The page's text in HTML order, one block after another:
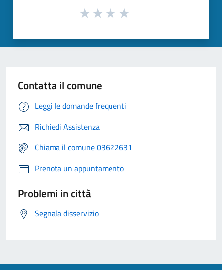
Contatta il comune
Leggi le domande frequenti
Richiedi Assistenza
Chiama il comune 03622631
Prenota un appuntamento
Problemi in città
Segnala disservizio